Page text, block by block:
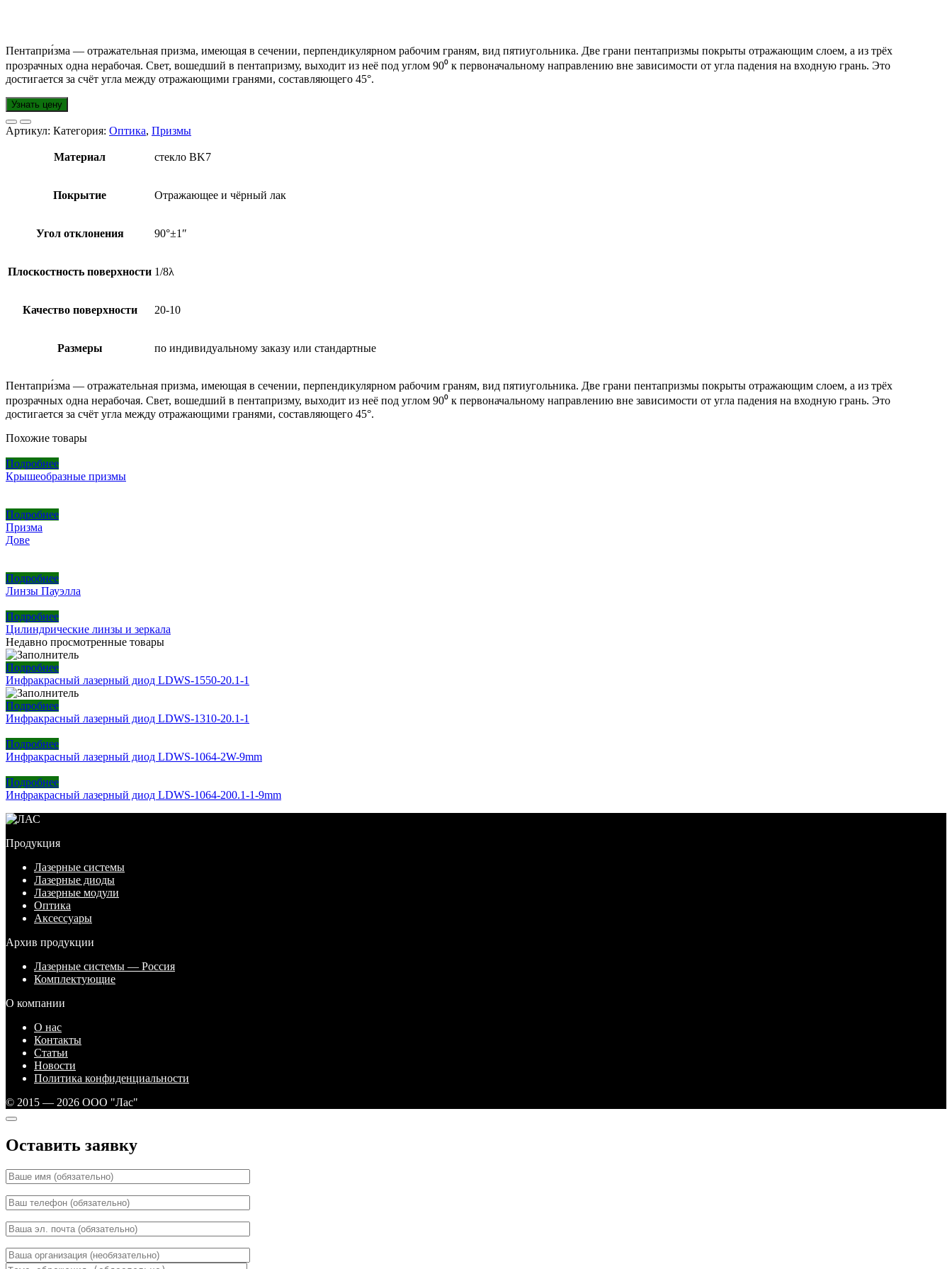
Пентапри́зма — отражательная призма, имеющая в сечении, перпендикулярном рабочим граням, вид пятиугольника. Две грани пентапризмы покрыты отражающим слоем, а из трёх
прозрачных одна нерабочая. Свет, вошедший в пентапризму, выходит из неё под углом 90⁰ к первоначальному направлению вне зависимости от угла падения на входную грань. Это
достигается за счёт угла между отражающими гранями, составляющего 45°.
Узнать цену
Артикул: Категория: Оптика, Призмы
Материал стекло BK7
Покрытие Отражающее и чёрный лак
Угол отклонения 90°±1″
Плоскостность поверхности 1/8λ
Качество поверхности 20-10
Размеры по индивидуальному заказу или стандартные
Пентапри́зма — отражательная призма, имеющая в сечении, перпендикулярном рабочим граням, вид пятиугольника. Две грани пентапризмы покрыты отражающим слоем, а из трёх
прозрачных одна нерабочая. Свет, вошедший в пентапризму, выходит из неё под углом 90⁰ к первоначальному направлению вне зависимости от угла падения на входную грань. Это
достигается за счёт угла между отражающими гранями, составляющего 45°.
Похожие товары
Подробнее
Крышеобразные призмы
Подробнее
Призма
Дове
Подробнее
Линзы Пауэлла
Подробнее
Цилиндрические линзы и зеркала
Недавно просмотренные товары
Подробнее
Инфракрасный лазерный диод LDWS-1550-20.1-1
Подробнее
Инфракрасный лазерный диод LDWS-1310-20.1-1
Подробнее
Инфракрасный лазерный диод LDWS-1064-2W-9mm
Подробнее
Инфракрасный лазерный диод LDWS-1064-200.1-1-9mm
Продукция
Лазерные системы
Лазерные диоды
Лазерные модули
Оптика
Аксессуары
Архив продукции
Лазерные системы — Россия
Комплектующие
О компании
О нас
Контакты
Статьи
Новости
Политика конфиденциальности
© 2015 — 2026 ООО "Лас"
Оставить заявку